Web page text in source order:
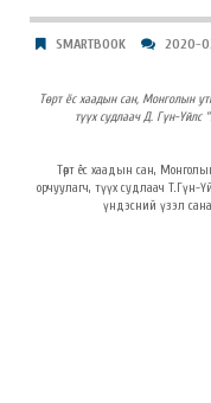
SMARTBOOK 2020-
Төрт ёс хаадын сан, Монголын
түүх судлаач Д. Гүн-Үйлс "
Төрт ёс хаадын сан,
орчуулагч, түүх судлаач Т.Гүн-
үндэсний үзэл